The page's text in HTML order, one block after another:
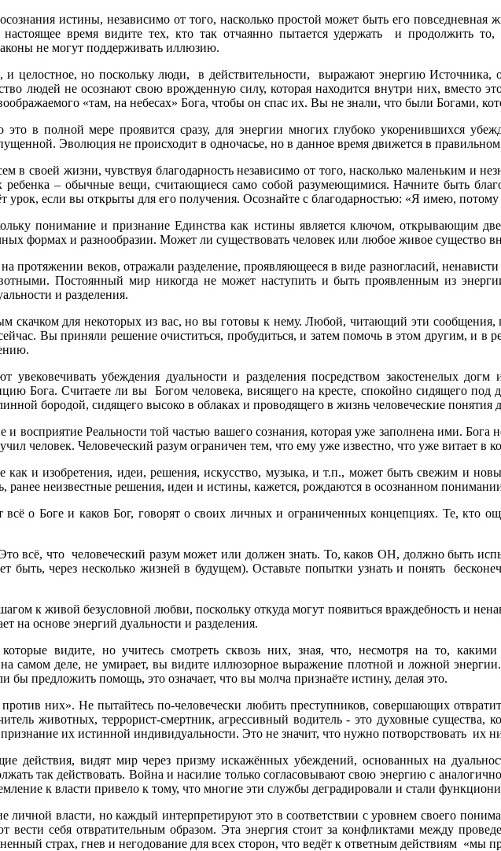
истины, независимо от того, насколько простой может быть его
настоящее время видите тех, кто так отчаянно пытается удержать и продолжить
не могут поддерживать иллюзию.
и целостное, но поскольку люди, в действительности, выражают энергию Источника,
людей не осознают свою врожденную силу, которая находится внутри них, вместо
«там, на небесах» Бога, чтобы он спас их. Вы не знали, что были Богами,
в полной мере проявится сразу, для энергии многих глубоко укоренившихся
Эволюция не происходит в одночасье, но в данное время движется в
в своей жизни, чувствуя благодарность независимо от того, насколько маленьким и
ребенка – обычные вещи, считающиеся само собой разумеющимися. Начните быть
урок, если вы открыты для его получения. Осознайте с благодарностью: «Я имею, потому
понимание и признание Единства как истины является ключом, открывающим
формах и разнообразии. Может ли существовать человек или любое живое существо
протяжении веков, отражали разделение, проявляющееся в виде разногласий,
Постоянный мир никогда не может наступить и быть проявленным из
и разделения.
скачком для некоторых из вас, но вы готовы к нему. Любой, читающий эти
Вы приняли решение очиститься, пробудиться, и затем помочь в этом другим, и в
увековечивать убеждения дуальности и разделения посредством закостенелых
Бога. Считаете ли вы Богом человека, висящего на кресте, спокойно сидящего
бородой, сидящего высоко в облаках и проводящего в жизнь человеческие понятия
восприятие Реальности той частью вашего сознания, которая уже заполнена ими. Бога
человек. Человеческий разум ограничен тем, что ему уже известно, что уже витает в
и изобретения, идеи, решения, искусство, музыка, и т.п., может быть свежим и
ранее неизвестные решения, идеи и истины, кажется, рождаются в осознанном
о Боге и каков Бог, говорят о своих личных и ограниченных концепциях. Те, кто
всё, что человеческий разум может или должен знать. То, каков ОН, должно быть
быть, через несколько жизней в будущем). Оставьте попытки узнать и понять
к живой безусловной любви, поскольку откуда могут появиться враждебность и
на основе энергий дуальности и разделения.
которые видите, но учитесь смотреть сквозь них, зная, что, несмотря на то,
самом деле, не умирает, вы видите иллюзорное выражение плотной и ложной
бы предложить помощь, это означает, что вы молча признаёте истину, делая это.
них». Не пытайтесь по-человечески любить преступников, совершающих
животных, террорист-смертник, агрессивный водитель - это духовные
их истинной индивидуальности. Это не значит, что нужно потворствовать их
действия, видят мир через призму искажённых убеждений, основанных на
так действовать. Война и насилие только согласовывают свою энергию с
к власти привело к тому, что многие эти службы деградировали и стали
личной власти, но каждый интерпретируют это в соответствии с уровнем своего
вести себя отвратительным образом. Эта энергия стоит за конфликтами между
страх, гнев и негодование для всех сторон, что ведёт к ответным действиям «мы